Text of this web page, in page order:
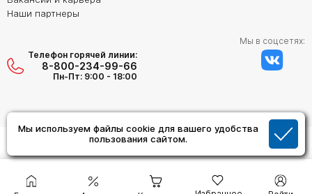
Мы используем файлы cookie для вашего удобства
пользования сайтом.
Наши партнеры
Телефон горячей линии:
8-800-234-99-66
Пн-Пт: 9:00 - 18:00
Мы в соцсетях: